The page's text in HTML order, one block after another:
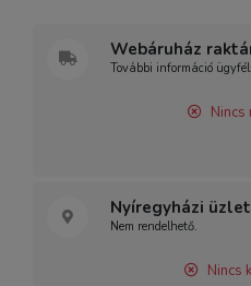
Webáruház
További információ
Nincs
Nyíregyházi
Nem rendelhető.
Nincs